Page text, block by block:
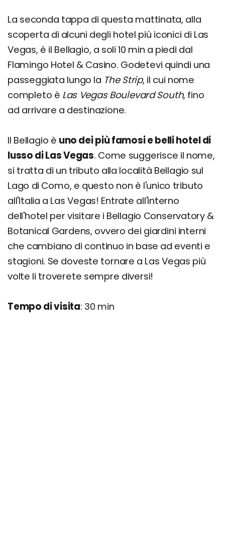
La seconda tappa di questa mattinata, alla
scoperta di alcuni degli hotel più iconici di Las
Vegas, è il Bellagio, a soli 10 min a piedi dal
Flamingo Hotel & Casino. Godetevi quindi una
passeggiata lungo la The Strip, il cui nome
completo è Las Vegas Boulevard South, fino
ad arrivare a destinazione.
Il Bellagio è uno dei più famosi e belli hotel di
lusso di Las Vegas. Come suggerisce il nome,
si tratta di un tributo alla località Bellagio sul
Lago di Como, e questo non è l'unico tributo
all'Italia a Las Vegas! Entrate all'interno
dell'hotel per visitare i Bellagio Conservatory &
Botanical Gardens, ovvero dei giardini interni
che cambiano di continuo in base ad eventi e
stagioni. Se doveste tornare a Las Vegas più
volte li troverete sempre diversi!
Tempo di visita: 30 min